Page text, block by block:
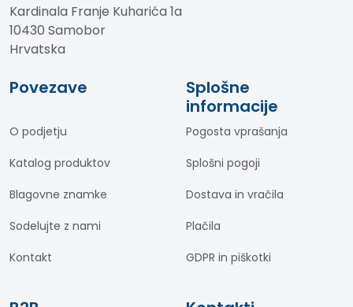
Kardinala Franje Kuharića 1a
10430 Samobor
Hrvatska
Povezave
O podjetju
Katalog produktov
Blagovne znamke
Sodelujte z nami
Kontakt
Splošne
informacije
Pogosta vprašanja
Splošni pogoji
Dostava in vračila
Plačila
GDPR in piškotki